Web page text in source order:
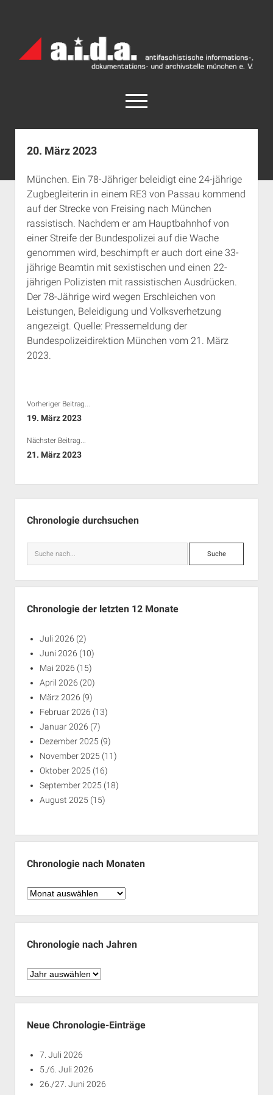
Archiv
München
open
menu
facebook
rss info@aida-archiv.de
Aktuelles
Termine
open
dropdown
menu
Antifaschistische Termine im Süden
Antifaschistische Termine in München
Rechte Termine im Süden
Rechte Termine München
Chronologie
Das Archiv
open
dropdown
menu
a.i.d.a. e. V. unterstützen
Über a.i.d.a.
RSS-Feeds, Twitter & Facebook
Bibliothek
Kontakt & PGP-Key
Impressum
20. März 2023
München. Ein 78-Jähriger beleidigt eine 24-jährige
Zugbegleiterin in einem RE3 von Passau kommend
auf der Strecke von Freising nach München
rassistisch. Nachdem er am Hauptbahnhof von
einer Streife der Bundespolizei auf die Wache
genommen wird, beschimpft er auch dort eine 33-
jährige Beamtin mit sexistischen und einen 22-
jährigen Polizisten mit rassistischen Ausdrücken.
Der 78-Jährige wird wegen Erschleichen von
Leistungen, Beleidigung und Volksverhetzung
angezeigt. Quelle: Pressemeldung der
Bundespolizeidirektion München vom 21. März
2023.
Vorheriger Beitrag...
19. März 2023
Nächster Beitrag...
21. März 2023
Chronologie durchsuchen
Suche
Chronologie der letzten 12 Monate
Juli 2026 (2)
Juni 2026 (10)
Mai 2026 (15)
April 2026 (20)
März 2026 (9)
Februar 2026 (13)
Januar 2026 (7)
Dezember 2025 (9)
November 2025 (11)
Oktober 2025 (16)
September 2025 (18)
August 2025 (15)
Chronologie nach Monaten
Chronologie
Monaten
Chronologie nach Jahren
Chronologie
Jahren
Neue Chronologie-Einträge
7. Juli 2026
5./6. Juli 2026
26./27. Juni 2026